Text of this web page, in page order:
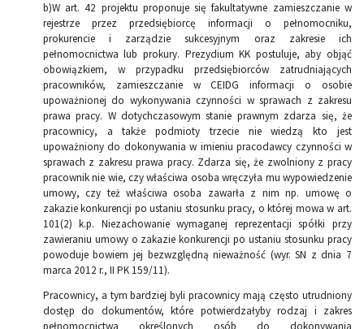
b)W art. 42 projektu proponuje się fakultatywne zamieszczanie w
rejestrze przez przedsiębiorcę informacji o pełnomocniku,
prokurencie i zarządzie sukcesyjnym oraz zakresie ich
pełnomocnictwa lub prokury. Prezydium KK postuluje, aby objąć
obowiązkiem, w przypadku przedsiębiorców zatrudniających
pracowników, zamieszczanie w CEIDG informacji o osobie
upoważnionej do wykonywania czynności w sprawach z zakresu
prawa pracy. W dotychczasowym stanie prawnym zdarza się, że
pracownicy, a także podmioty trzecie nie wiedzą kto jest
upoważniony do dokonywania w imieniu pracodawcy czynności w
sprawach z zakresu prawa pracy. Zdarza się, że zwolniony z pracy
pracownik nie wie, czy właściwa osoba wręczyła mu wypowiedzenie
umowy, czy też właściwa osoba zawarła z nim np. umowę o
zakazie konkurencji po ustaniu stosunku pracy, o której mowa w art.
101(2) k.p. Niezachowanie wymaganej reprezentacji spółki przy
zawieraniu umowy o zakazie konkurencji po ustaniu stosunku pracy
powoduje bowiem jej bezwzględną nieważność (wyr. SN z dnia 7
marca 2012 r., II PK 159/11).
Pracownicy, a tym bardziej byli pracownicy mają często utrudniony
dostęp do dokumentów, które potwierdzałyby rodzaj i zakres